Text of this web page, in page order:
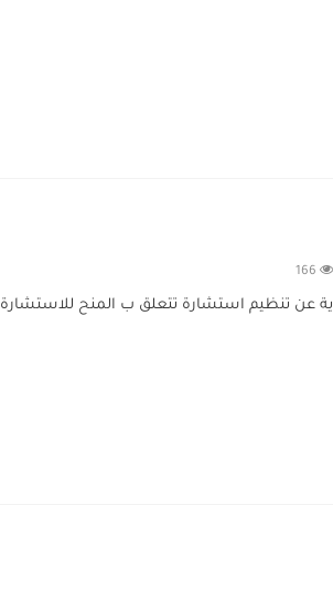
166
عن تنظيم استشارة تتعلق ب المنح للاستشارة